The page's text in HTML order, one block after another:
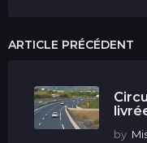
ARTICLE PRÉCÉDENT
by